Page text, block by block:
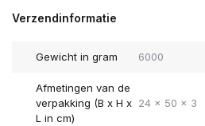
Verzendinformatie
Gewicht in gram 6000
Afmetingen van de
verpakking (B x H x
L in cm)
24 x 50 x 3